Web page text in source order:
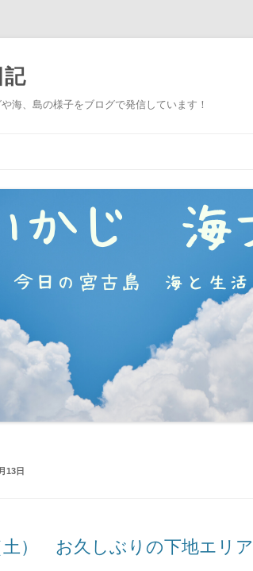
記
海、島の様子をブログで発信しています！
13日
土） お久しぶりの下地エリア